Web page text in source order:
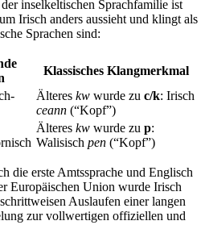
inselkeltischen Sprachfamilie ist
Irisch anders aussieht und klingt als
Sprachen sind:
Klassisches Klangmerkmal
Älteres kw wurde zu c/k: Irisch
ceann (“Kopf”)
Älteres kw wurde zu p:
Walisisch pen (“Kopf”)
die erste Amtssprache und Englisch
Europäischen Union wurde Irisch
Auslaufen einer langen
zur vollwertigen offiziellen und